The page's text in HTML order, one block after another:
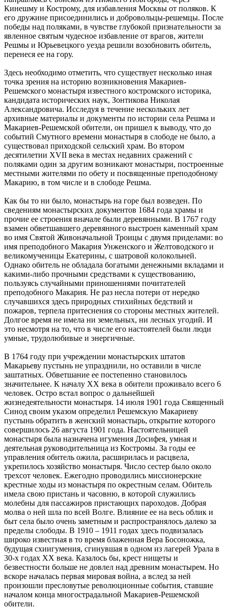
Кинешму и Кострому, для избавления Москвы от поляков. К
его дружине присоединились и добровольцы-решемцы. После
победы над поляками, в чувстве глубокой признательности за
явленное святым чудесное избавление от врагов, жители
Решмы и Юрьевецкого уезда решили возобновить обитель,
перенеся ее на гору.
Здесь необходимо отметить, что существует несколько иная
точка зрения на историю возникновения Макариев-
Решемского монастыря известного костромского историка,
кандидата исторических наук, Зонтикова Николая
Александровича. Исследуя в течение нескольких лет
архивные материалы и документы по истории села Решма и
Макариев-Решемской обители, он пришел к выводу, что до
событий Смутного времени монастыря в слободе не было, а
существовал приходской сельский храм. Во втором
десятилетии XVII века в местах недавних сражений с
поляками один за другим возникают монастыри, построенные
местными жителями по обету и посвященные преподобному
Макарию, в том числе и в слободе Решма.
Как бы то ни было, монастырь на горе был возведен. По
сведениям монастырских документов 1684 года храмы и
прочие ее строения вначале были деревянными. В 1767 году
взамен обветшавшего деревянного выстроен каменный храм
во имя Святой Живоначальной Троицы с двумя приделами: во
имя преподобного Макария Унженского и Желтоводского и
великомученицы Екатерины, с шатровой колокольней.
Однако обитель не обладала богатыми денежными вкладами и
какими-либо прочными средствами к существованию,
пользуясь случайными приношениями почитателей
преподобного Макария. Не раз несла потери от нередко
случавшихся здесь природных стихийных бедствий и
пожаров, терпела притеснения со стороны местных жителей.
Долгое время не имела ни земельных, ни лесных угодий. И
это несмотря на то, что в числе его настоятелей были люди
умные, трудолюбивые и энергичные.
В 1764 году при учреждении монастырских штатов
Макарьеву пустынь не упразднили, но оставили в числе
заштатных. Обветшание ее постепенно становилось
значительнее. К началу ХХ века в обители проживало всего 6
человек. Остро встал вопрос о дальнейшей
жизнедеятельности монастыря. 14 июля 1901 года Священный
Синод своим указом определил Решемскую Макариеву
пустынь обратить в женский монастырь, открытие которого
совершилось 26 августа 1901 года. Настоятельницей
монастыря была назначена игумения Досифея, умная и
деятельная руководительница из Костромы. За годы ее
управления обитель ожила, расширилась и расцвела,
укрепилось хозяйство монастыря. Число сестер было около
трехсот человек. Ежегодно проводились миссионерские
крестные ходы из монастыря по окрестным селам. Обитель
имела свою пристань и часовню, в которой служились
молебны для пассажиров пристающих пароходов. Добрая
молва о ней шла по всей Волге. Влияние ее на весь облик и
быт села было очень заметным и распространялось далеко за
пределы слободы. В 1910 – 1911 годах здесь подвизалась
широко известная в то время блаженная Вера Босоножка,
будущая схиигумения, сгинувшая в одном из лагерей Урала в
30-х годах ХХ века. Казалось бы, крест нищеты и
безвестности больше не довлел над древним монастырем. Но
вскоре началась первая мировая война, а вслед за ней
произошли пресловутые революционные события, ставшие
началом конца многострадальной Макариев-Решемской
обители.